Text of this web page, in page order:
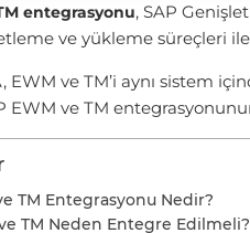
entegrasyonu, SAP
ve yükleme süreçleri ile
EWM ve TM’i aynı sistem
EWM ve TM
TM Entegrasyonu Nedir?
TM Neden Entegre Edilmeli?